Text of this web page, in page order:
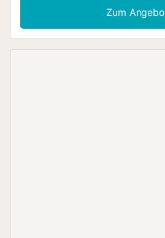
Armaturen und
alles! Der offen gestaltete
Sitzgelegenheiten, einem
Zum